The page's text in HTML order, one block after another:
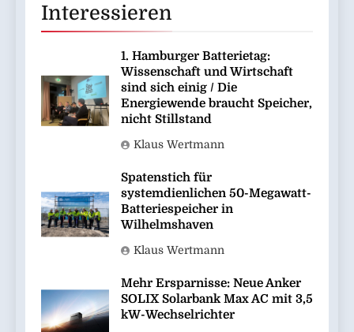
Interessieren
1. Hamburger Batterietag:
Wissenschaft und Wirtschaft
sind sich einig / Die
Energiewende braucht Speicher,
nicht Stillstand
Klaus Wertmann
Spatenstich für
systemdienlichen 50-Megawatt-
Batteriespeicher in
Wilhelmshaven
Klaus Wertmann
Mehr Ersparnisse: Neue Anker
SOLIX Solarbank Max AC mit 3,5
kW-Wechselrichter